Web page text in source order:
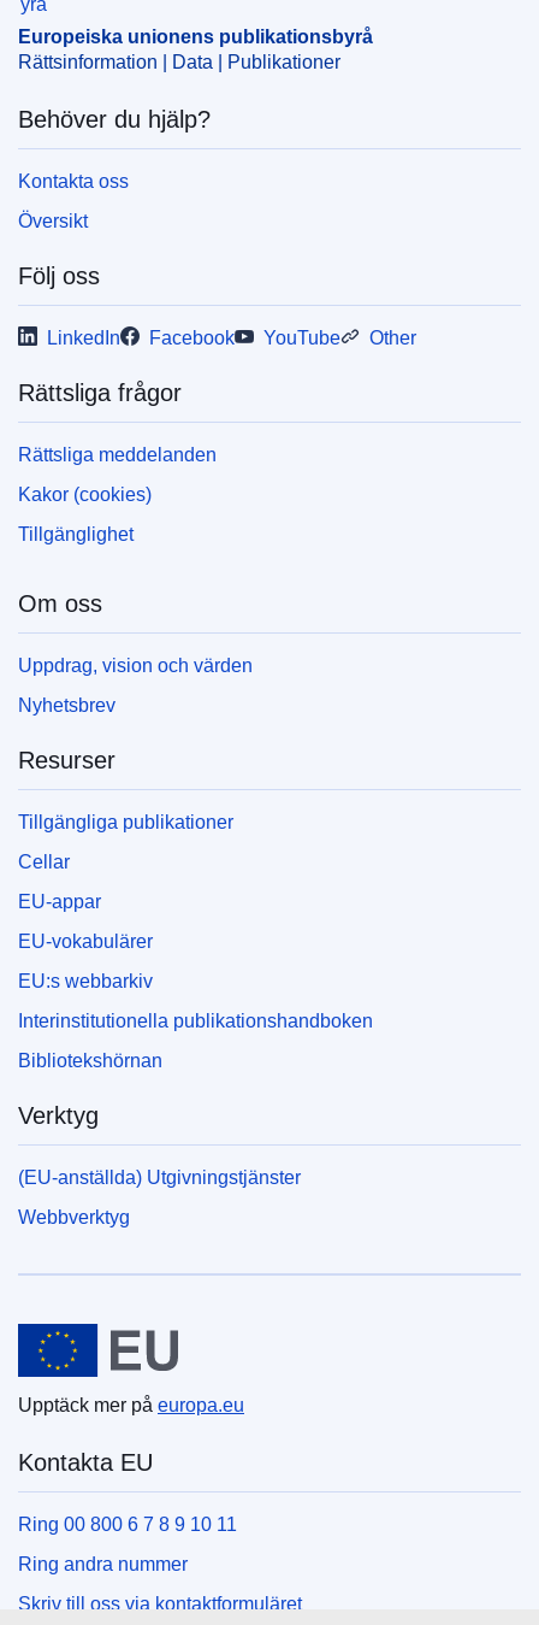
OJ : C_202406533
Europeiska unionens publikationsbyrå
Rättsinformation | Data | Publikationer
Behöver du hjälp?
Kontakta oss
Översikt
Följ oss
LinkedIn Facebook YouTube Other
Rättsliga frågor
Rättsliga meddelanden
Kakor (cookies)
Tillgänglighet
Om oss
Uppdrag, vision och värden
Nyhetsbrev
Resurser
Tillgängliga publikationer
Cellar
EU-appar
EU-vokabulärer
EU:s webbarkiv
Interinstitutionella publikationshandboken
Bibliotekshörnan
Verktyg
(EU-anställda) Utgivningstjänster
Webbverktyg
Europeiska unionen
Upptäck mer på europa.eu
Kontakta EU
Ring 00 800 6 7 8 9 10 11
Ring andra nummer
Skriv till oss via kontaktformuläret